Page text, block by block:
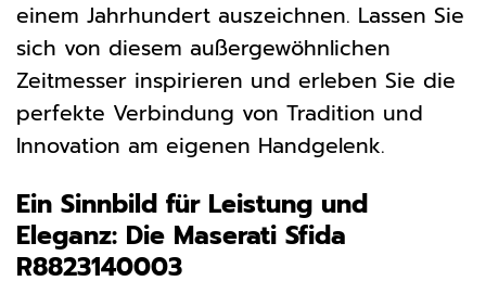
einem Jahrhundert auszeichnen. Lassen Sie
sich von diesem außergewöhnlichen
Zeitmesser inspirieren und erleben Sie die
perfekte Verbindung von Tradition und
Innovation am eigenen Handgelenk.
Ein Sinnbild für Leistung und
Eleganz: Die Maserati Sfida
R8823140003